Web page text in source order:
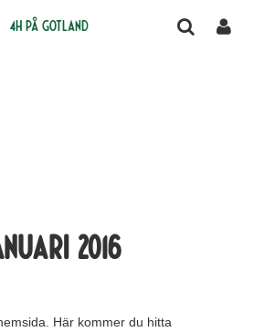
4H på Gotland
2016
Här kommer du hitta